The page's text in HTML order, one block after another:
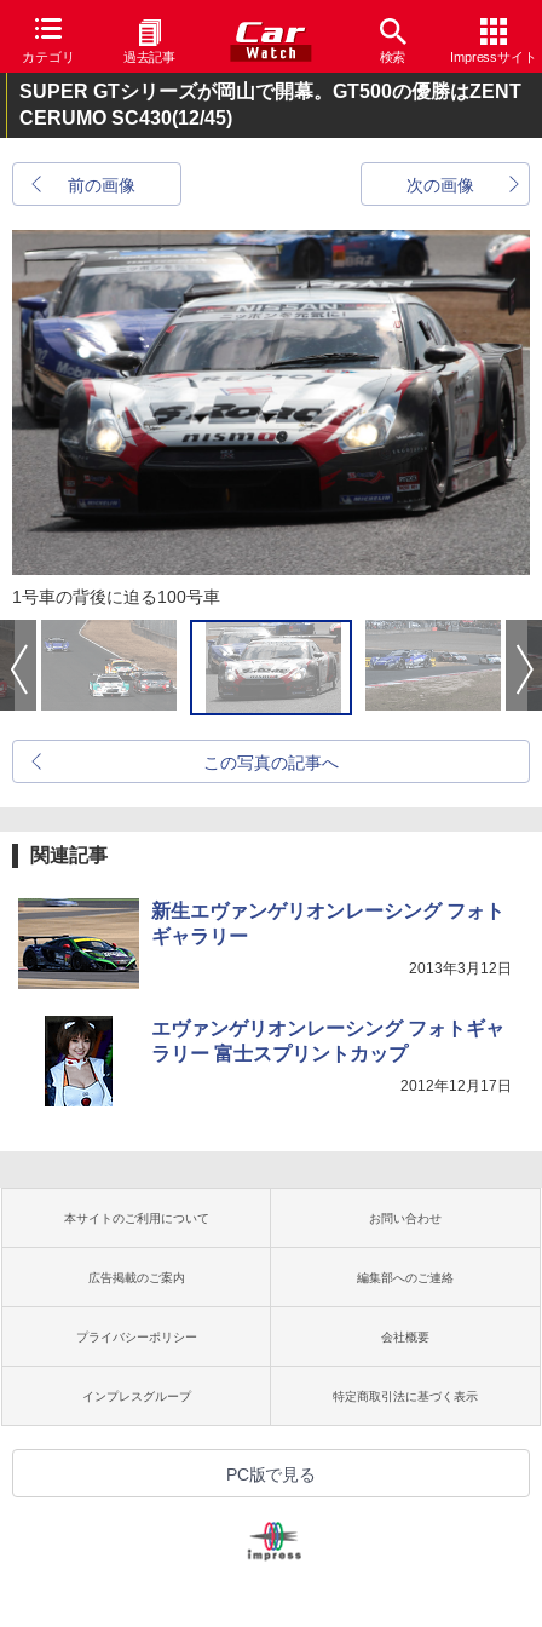
カテゴリ 過去記事 検索 Impressサイト
SUPER GTシリーズが岡山で開幕。GT500の優勝はZENT
CERUMO SC430(12/45)
前の画像 次の画像
1号車の背後に迫る100号車
この写真の記事へ
関連記事
新生エヴァンゲリオンレーシング フォト
ギャラリー
2013年3月12日
エヴァンゲリオンレーシング フォトギャ
ラリー 富士スプリントカップ
2012年12月17日
本サイトのご利用について お問い合わせ
広告掲載のご案内 編集部へのご連絡
プライバシーポリシー 会社概要
インプレスグループ 特定商取引法に基づく表示
PC版で見る